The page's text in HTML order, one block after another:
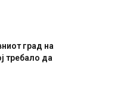
град на
требало да